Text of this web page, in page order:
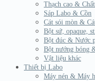
Thạch cao &
Sáp Labo & Cồn
Cát sói mòn &
Bột sứ, opaque,
Bột đúc & Nước
Bột nướng bóng
Vật liệu khác
Thiết bị Labo
Máy nén & Máy